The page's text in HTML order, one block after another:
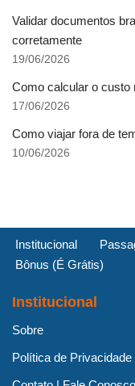
Validar documentos
corretamente
19/06/2026
Como calcular o custo
17/06/2026
Como viajar fora de
10/06/2026
Institucional
Bônus (É Grátis)
Institucional
Sobre
Política de Privacidade